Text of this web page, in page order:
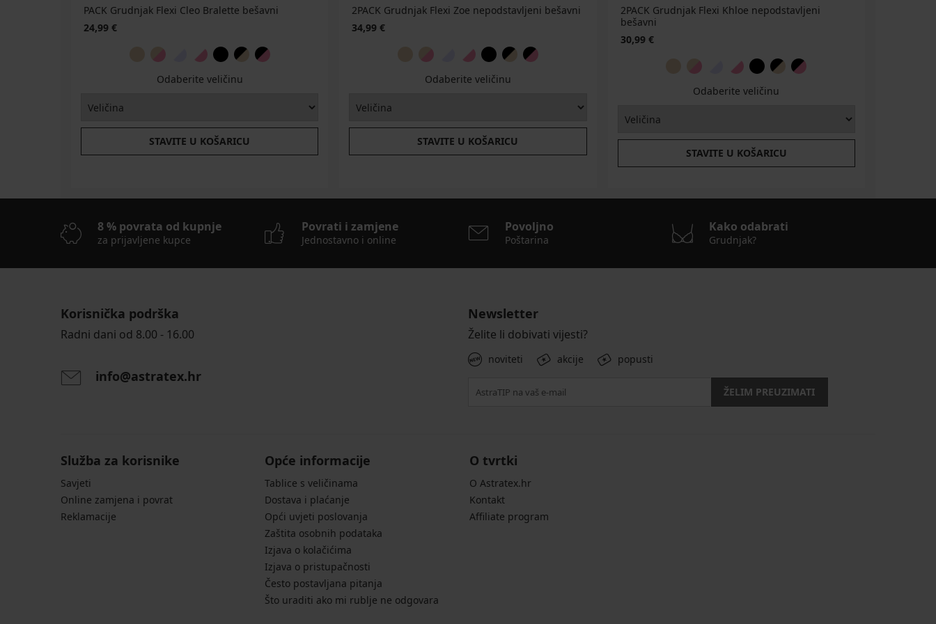
PACK Grudnjak Flexi Cleo Bralette bešavni
24,99 €
Odaberite veličinu
STAVITE U KOŠARICU
2PACK Grudnjak Flexi Zoe nepodstavljeni bešavni
34,99 €
Odaberite veličinu
STAVITE U KOŠARICU
2PACK Grudnjak Flexi Khloe nepodstavljeni
bešavni
30,99 €
Odaberite veličinu
STAVITE U KOŠARICU
8 % povrata od kupnje
za prijavljene kupce
Povrati i zamjene
Jednostavno i online
Povoljno
Poštarina
Kako odabrati
Grudnjak?
Korisnička podrška
Radni dani od 8.00 - 16.00
info@astratex.hr
Newsletter
Želite li dobivati vijesti?
noviteti akcije popusti
ŽELIM PREUZIMATI
Služba za korisnike
Savjeti
Online zamjena i povrat
Reklamacije
Opće informacije
Tablice s veličinama
Dostava i plaćanje
Opći uvjeti poslovanja
Zaštita osobnih podataka
Izjava o kolačićima
Izjava o pristupačnosti
Često postavljana pitanja
Što uraditi ako mi rublje ne odgovara
O tvrtki
O Astratex.hr
Kontakt
Affiliate program